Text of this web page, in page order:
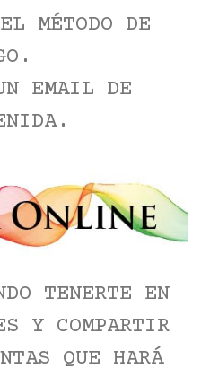
MÉTODO DE
EMAIL DE
TENERTE EN
Y COMPARTIR
QUE HARÁ